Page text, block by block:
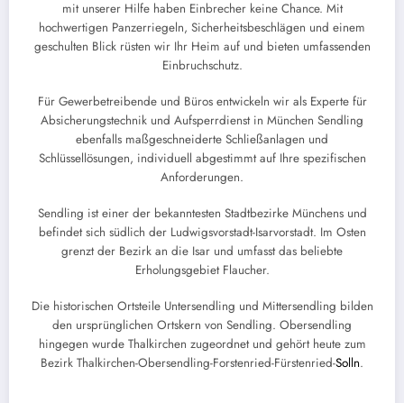
mit unserer Hilfe haben Einbrecher keine Chance. Mit
hochwertigen Panzerriegeln, Sicherheitsbeschlägen und einem
geschulten Blick rüsten wir Ihr Heim auf und bieten umfassenden
Einbruchschutz.
Für Gewerbetreibende und Büros entwickeln wir als Experte für
Absicherungstechnik und Aufsperrdienst in München Sendling
ebenfalls maßgeschneiderte Schließanlagen und
Schlüssellösungen, individuell abgestimmt auf Ihre spezifischen
Anforderungen.
Sendling ist einer der bekanntesten Stadtbezirke Münchens und
befindet sich südlich der Ludwigsvorstadt-Isarvorstadt. Im Osten
grenzt der Bezirk an die Isar und umfasst das beliebte
Erholungsgebiet Flaucher.
Die historischen Ortsteile Untersendling und Mittersendling bilden
den ursprünglichen Ortskern von Sendling. Obersendling
hingegen wurde Thalkirchen zugeordnet und gehört heute zum
Bezirk Thalkirchen-Obersendling-Forstenried-Fürstenried-Solln.